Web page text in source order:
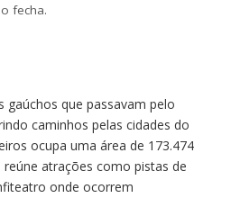
fecha.
que passavam pelo
caminhos pelas cidades do
ocupa uma área de 173.474
atrações como pistas de
onde ocorrem